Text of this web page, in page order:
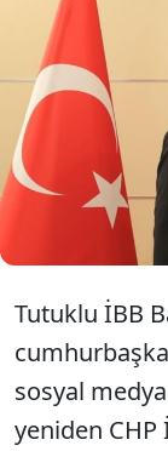
Tutuklu İBB
sosyal
yeniden CHP